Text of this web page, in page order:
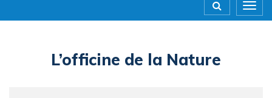
L’officine de la Nature